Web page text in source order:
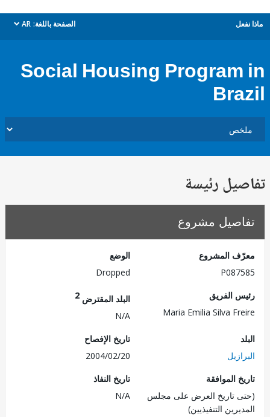
الصفحة باللغة: AR
dropdown
Social Housing
رئيسة
مشروع
المشروع
Dropped
الفريق
Maria Emilia Silva
البلد المقترض
تاريخ الإفصاح
2004/02/20
الموافقة
تاريخ العرض على مجلس
التنفيذيين)
تاريخ النفاذ
N/A